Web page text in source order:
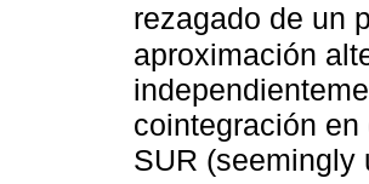
rezagado de un
aproximación
cointegración
SUR (seemingly